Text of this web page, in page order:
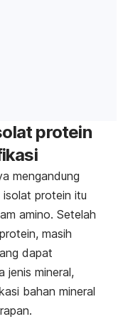
protein
mengandung
protein itu
amino. Setelah
masih
dapat
jenis mineral,
bahan mineral